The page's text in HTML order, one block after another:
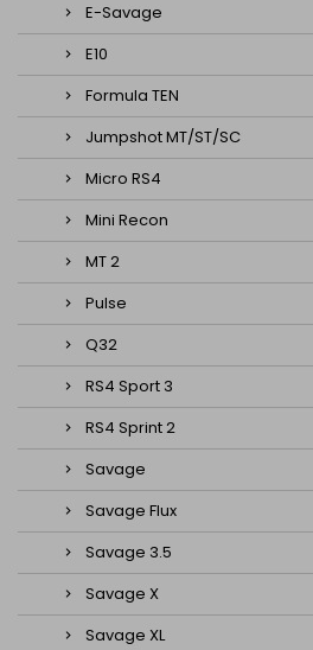
E-Savage
E10
Formula TEN
Jumpshot MT/ST/SC
Micro RS4
Mini Recon
MT 2
Pulse
Q32
RS4 Sport 3
RS4 Sprint 2
Savage
Savage Flux
Savage 3.5
Savage X
Savage XL